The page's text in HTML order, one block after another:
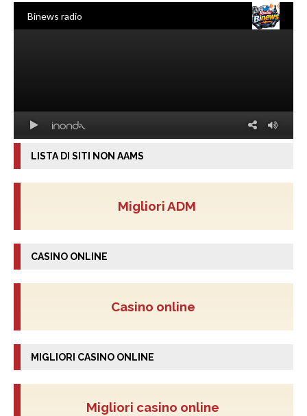
LISTA DI SITI NON AAMS
Migliori ADM
CASINO ONLINE
Casino online
MIGLIORI CASINO ONLINE
Migliori casino online